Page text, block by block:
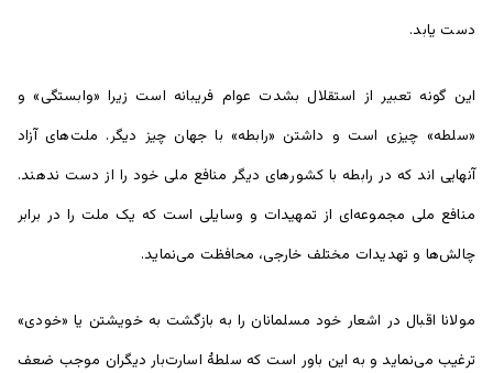
دست یابد.
این گونه تعبیر از استقلال بشدت عوام فریبانه است زیرا «وابستگی» و
«سلطه» چیزی است و داشتن «رابطه» با جهان چیز دیگر. ملت‌های آزاد
آنهایی اند که در رابطه با کشور‌های دیگر منافع ملی خود را از دست ندهند.
منافع ملی مجموعه‌ای از تمهیدات و وسایلی است که یک ملت را در برابر
چالش‌ها و تهدیدات مختلف خارجی، محافظت می‌نماید.
مولانا اقبال در اشعار خود مسلمانان را به بازگشت به خویشتن یا «خودی»
ترغیب می‌نماید و به این باور است که سلطۀ اسارت‌بار دیگران موجب ضعف